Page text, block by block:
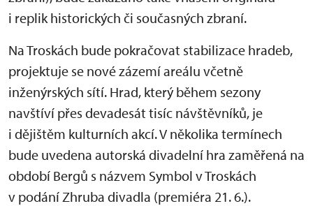
i replik historických či současných zbraní.
Na Troskách bude pokračovat stabilizace hradeb,
projektuje se nové zázemí areálu včetně
inženýrských sítí. Hrad, který během sezony
navštíví přes devadesát tisíc návštěvníků, je
i dějištěm kulturních akcí. V několika termínech
bude uvedena autorská divadelní hra zaměřená na
období Bergů s názvem Symbol v Troskách
v podání Zhruba divadla (premiéra 21. 6.).